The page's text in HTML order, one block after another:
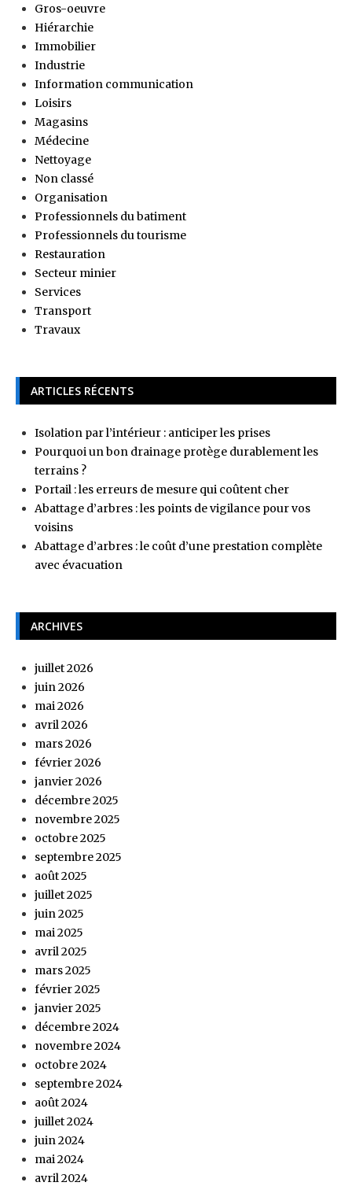
Gros-oeuvre
Hiérarchie
Immobilier
Industrie
Information communication
Loisirs
Magasins
Médecine
Nettoyage
Non classé
Organisation
Professionnels du batiment
Professionnels du tourisme
Restauration
Secteur minier
Services
Transport
Travaux
ARTICLES RÉCENTS
Isolation par l’intérieur : anticiper les prises
Pourquoi un bon drainage protège durablement les
terrains ?
Portail : les erreurs de mesure qui coûtent cher
Abattage d’arbres : les points de vigilance pour vos
voisins
Abattage d’arbres : le coût d’une prestation complète
avec évacuation
ARCHIVES
juillet 2026
juin 2026
mai 2026
avril 2026
mars 2026
février 2026
janvier 2026
décembre 2025
novembre 2025
octobre 2025
septembre 2025
août 2025
juillet 2025
juin 2025
mai 2025
avril 2025
mars 2025
février 2025
janvier 2025
décembre 2024
novembre 2024
octobre 2024
septembre 2024
août 2024
juillet 2024
juin 2024
mai 2024
avril 2024